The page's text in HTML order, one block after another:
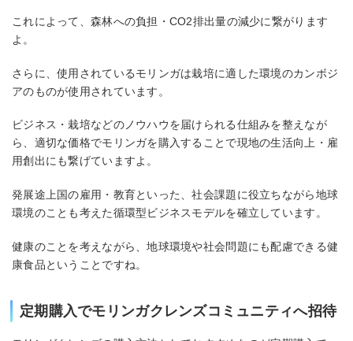
これによって、森林への負担・CO2排出量の減少に繋がります
よ。
さらに、使用されているモリンガは栽培に適した環境のカンボジ
アのものが使用されています。
ビジネス・栽培などのノウハウを届けられる仕組みを整えなが
ら、適切な価格でモリンガを購入することで現地の生活向上・雇
用創出にも繋げていますよ。
発展途上国の雇用・教育といった、社会課題に役立ちながら地球
環境のことも考えた循環型ビジネスモデルを確立しています。
健康のことを考えながら、地球環境や社会問題にも配慮できる健
康食品ということですね。
定期購入でモリンガクレンズコミュニティへ招待